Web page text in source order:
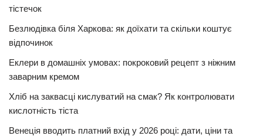
тістечок
Безлюдівка біля Харкова: як доїхати та скільки коштує
відпочинок
Еклери в домашніх умовах: покроковий рецепт з ніжним
заварним кремом
Хліб на заквасці кислуватий на смак? Як контролювати
кислотність тіста
Венеція вводить платний вхід у 2026 році: дати, ціни та